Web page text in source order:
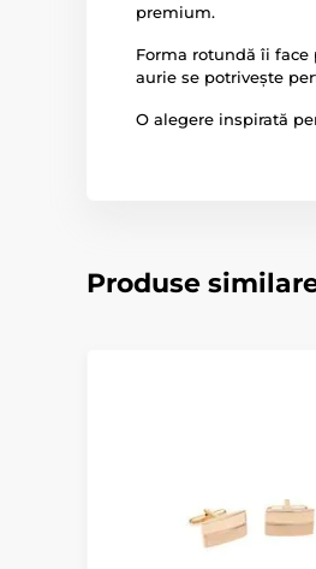
premium.
Forma rotundă îi
aurie se potrivește
O alegere inspirată
Produse